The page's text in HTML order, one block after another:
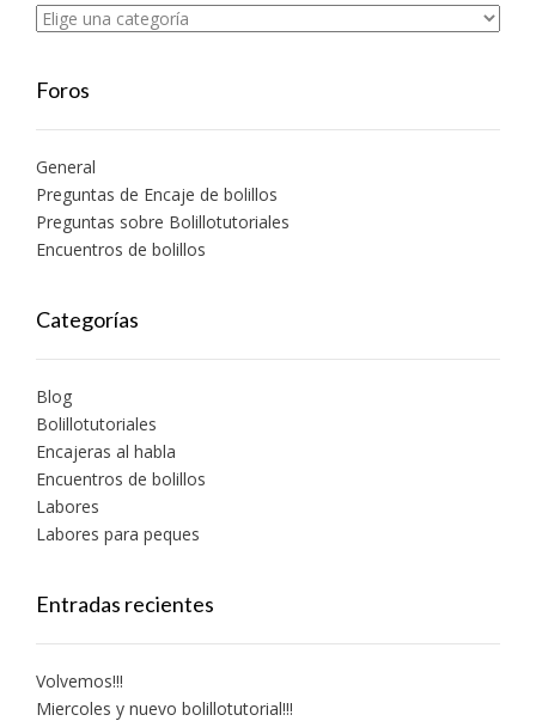
Foros
General
Preguntas de Encaje de bolillos
Preguntas sobre Bolillotutoriales
Encuentros de bolillos
Categorías
Blog
Bolillotutoriales
Encajeras al habla
Encuentros de bolillos
Labores
Labores para peques
Entradas recientes
Volvemos!!!
Miercoles y nuevo bolillotutorial!!!